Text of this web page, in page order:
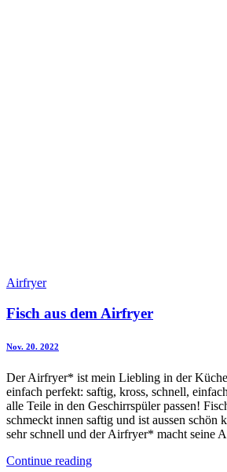
Airfryer
Fisch aus dem Airfryer
Nov. 20. 2022
Der Airfryer* ist mein Liebling in der
einfach perfekt: saftig, kross, schnell,
alle Teile in den Geschirrspüler passen!
schmeckt innen saftig und ist aussen schön
sehr schnell und der Airfryer* macht seine
Continue reading